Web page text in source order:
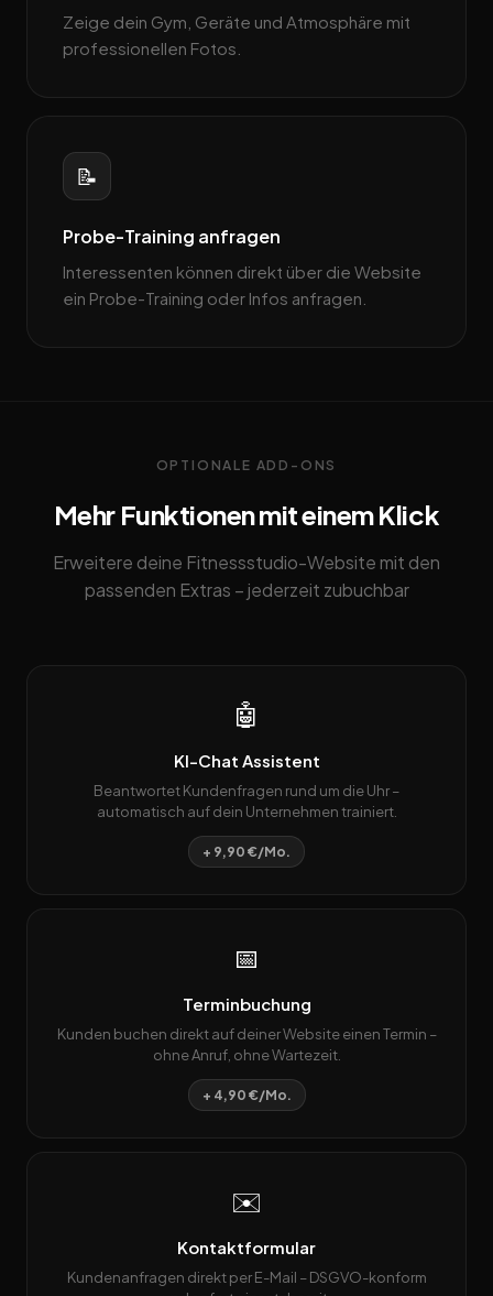
Zeige dein Gym, Geräte und Atmosphäre mit
professionellen Fotos.
📝
Probe-Training anfragen
Interessenten können direkt über die Website
ein Probe-Training oder Infos anfragen.
OPTIONALE ADD-ONS
Mehr Funktionen mit einem Klick
Erweitere deine Fitnessstudio-Website mit den
passenden Extras – jederzeit zubuchbar
🤖
KI-Chat Assistent
Beantwortet Kundenfragen rund um die Uhr –
automatisch auf dein Unternehmen trainiert.
+ 9,90 €/Mo.
📅
Terminbuchung
Kunden buchen direkt auf deiner Website einen Termin –
ohne Anruf, ohne Wartezeit.
+ 4,90 €/Mo.
✉️
Kontaktformular
Kundenanfragen direkt per E-Mail – DSGVO-konform